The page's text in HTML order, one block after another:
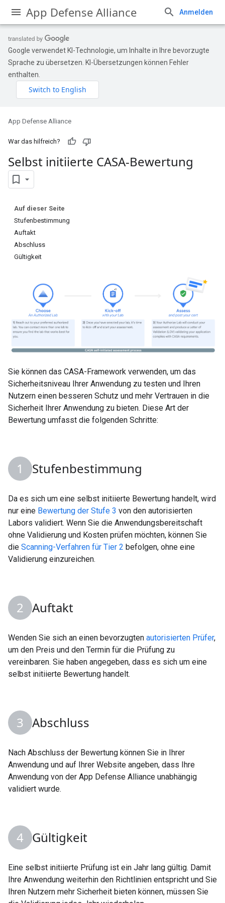
App Defense Alliance Anmelden
Google verwendet KI-Technologie, um Inhalte in Ihre bevorzugte
Sprache zu übersetzen. KI-Übersetzungen können Fehler
enthalten.
App Defense Alliance
War das hilfreich?
Selbst initiierte CASA-Bewertung
Auf dieser Seite
Stufenbestimmung
Auftakt
Abschluss
Gültigkeit
Sie können das CASA-Framework verwenden, um das
Sicherheitsniveau Ihrer Anwendung zu testen und Ihren
Nutzern einen besseren Schutz und mehr Vertrauen in die
Sicherheit Ihrer Anwendung zu bieten. Diese Art der
Bewertung umfasst die folgenden Schritte:
Stufenbestimmung
Da es sich um eine selbst initiierte Bewertung handelt, wird
nur eine Bewertung der Stufe 3 von den autorisierten
Labors validiert. Wenn Sie die Anwendungsbereitschaft
ohne Validierung und Kosten prüfen möchten, können Sie
die Scanning-Verfahren für Tier 2 befolgen, ohne eine
Validierung einzureichen.
Auftakt
Wenden Sie sich an einen bevorzugten autorisierten Prüfer,
um den Preis und den Termin für die Prüfung zu
vereinbaren. Sie haben angegeben, dass es sich um eine
selbst initiierte Bewertung handelt.
Abschluss
Nach Abschluss der Bewertung können Sie in Ihrer
Anwendung und auf Ihrer Website angeben, dass Ihre
Anwendung von der App Defense Alliance unabhängig
validiert wurde.
Gültigkeit
Eine selbst initiierte Prüfung ist ein Jahr lang gültig. Damit
Ihre Anwendung weiterhin den Richtlinien entspricht und Sie
Ihren Nutzern mehr Sicherheit bieten können, müssen Sie